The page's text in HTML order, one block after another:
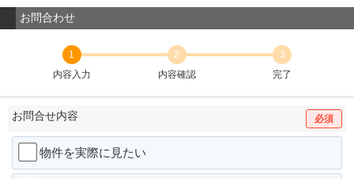
お問合わせ
1
内容入力
2
内容確認
3
完了
お問合せ内容 必須
物件を実際に見たい